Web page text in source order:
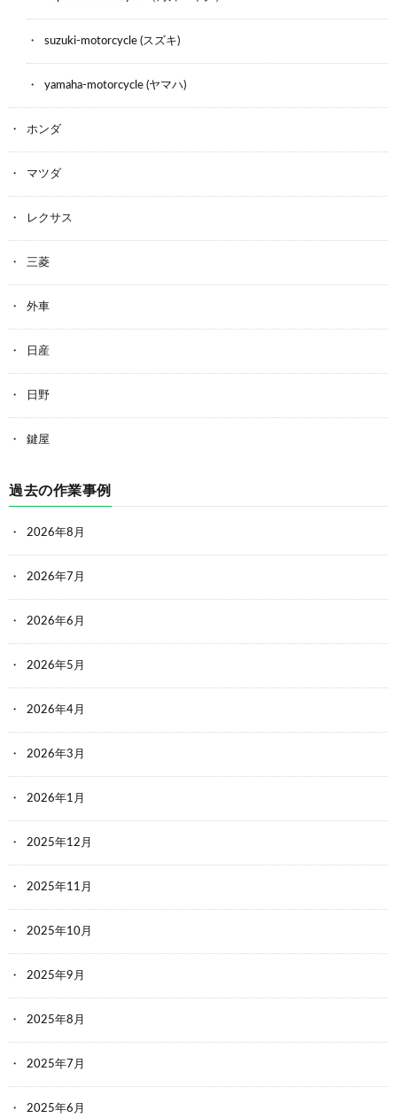
suzuki-motorcycle (スズキ)
yamaha-motorcycle (ヤマハ)
ホンダ
マツダ
レクサス
三菱
外車
日産
日野
鍵屋
過去の作業事例
2026年8月
2026年7月
2026年6月
2026年5月
2026年4月
2026年3月
2026年1月
2025年12月
2025年11月
2025年10月
2025年9月
2025年8月
2025年7月
2025年6月